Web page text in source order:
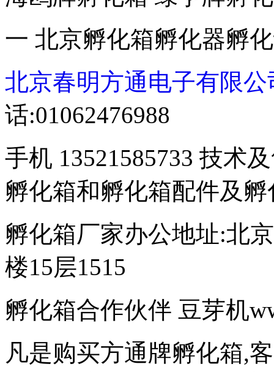
一 北京孵化箱孵化器孵
北京春明方通电子有限公
话:01062476988
手机 13521585733 技术
孵化箱和孵化箱配件及
孵化箱厂家办公地址:北
楼15层1515
孵化箱合作伙伴 豆芽机
凡是购买方通牌孵化箱,